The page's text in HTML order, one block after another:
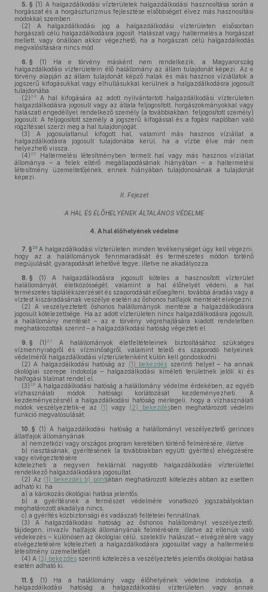
5. § (1) A halgazdálkodási vízterületek halgazdálkodási hasznosítása során a
horgászat és a horgászturizmus fejlesztése elsőbbséget élvez más hasznosítási
módokkal szemben.
(2) A halgazdálkodási jog a halgazdálkodási vízterületen elsősorban
horgászati célú halgazdálkodásra jogosít. Halászat vagy haltermelés a horgászat
mellett, vagy önállóan akkor végezhető, ha a horgászati célú halgazdálkodás
megvalósítására nincs mód.
6. § (1) Ha e törvény másként nem rendelkezik, a Magyarország
halgazdálkodási vízterületein élő halállomány az állam tulajdonát képezi. Az e
törvény alapján az állam tulajdonát képző halak és más hasznos víziállatok a
jogszerű kifogásukkal vagy elhullásukkal kerülnek a halgazdálkodásra jogosult
tulajdonába.
(2) 24
A hal kifogására az adott nyilvántartott halgazdálkodási vízterületen
halgazdálkodásra jogosult vagy az általa feljogosított, horgászokmányokkal vagy
halászati engedéllyel rendelkező személy (a továbbiakban: feljogosított személy)
jogosult. A feljogosított személy a jogszerű kifogással és a fogási naplóban való
rögzítéssel szerzi meg a hal tulajdonjogát.
(3) A jogosulatlanul kifogott hal, valamint más hasznos víziállat a
halgazdálkodásra jogosult tulajdonába kerül, ha a vízbe élve már nem
helyezhető vissza.
(4) 25
Haltermelési létesítményben termelt hal vagy más hasznos víziállat
állománya – a felek eltérő megállapodásának hiányában – a haltermelési
létesítmény üzemeltetőjének, ennek hiányában tulajdonosának a tulajdonát
képezi.
II. Fejezet
A HAL ÉS ÉLŐHELYÉNEK ÁLTALÁNOS VÉDELME
4. A hal élőhelyének védelme
7. §26 A halgazdálkodási vízterületen minden tevékenységet úgy kell végezni,
hogy az a halállományok fennmaradását és természetes módon történő
megújulását, gyarapodását lehetővé tegye, illetve ne akadályozza.
8. § (1) A halgazdálkodásra jogosult köteles a hasznosított vízterület
halállományát, életközösségét, valamint a hal élőhelyét védeni, a hal
természetes táplálékszerzését és szaporodását elősegíteni, továbbá áradás vagy a
víztest kiszáradásának veszélye esetén az őshonos halfajok mentését elvégezni.
(2) A veszélyeztetett őshonos halállományok mentése a halgazdálkodásra
jogosult kötelezettsége. Ha az adott vízterületen nincs halgazdálkodásra jogosult,
a halállomány mentését – az e törvény végrehajtására kiadott rendeletben
meghatározottak szerint – a halgazdálkodási hatóság végezteti el.
9. § (1) 27
A halállományok életfeltételeinek biztosításához szükséges
vízmennyiségről és vízminőségről, valamint telelő és szaporodó helyeinek
védelméről halgazdálkodási vízterületenként külön kell gondoskodni.
(2) A halgazdálkodási hatóság az (1) bekezdés szerinti helyet – ha annak
ökológiai szerepe indokolja – halgazdálkodási kíméleti területnek jelöli ki és
halfogási tilalmat rendel el.
(3) 28 A halgazdálkodási hatóság a halállomány védelme érdekében, az egyéb
vízhasználati módok hatósági korlátozását kezdeményezheti. A
kezdeményezésnél a halgazdálkodási hatóság mérlegeli, hogy a vízhasználati
módok veszélyeztetik-e az
(1) vagy (2) bekezdésben meghatározott védelmi
funkció megvalósulását.
10. § (1) A halgazdálkodási hatóság a halállományt veszélyeztető gerinces
állatfajok állományának
a) nemzetközi vagy országos program keretében történő felmérésére, illetve
b) riasztásának, gyérítésének (a továbbiakban együtt: gyérítés) elvégzésére
vagy elvégeztetésére
kötelezheti a negyven hektárnál nagyobb halgazdálkodási vízterülettel
rendelkező halgazdálkodásra jogosultat.
(2) Az (1) bekezdés b) pontjában meghatározott kötelezés abban az esetben
adható ki, ha
a) a károkozás ökológiai hatása jelentős,
b) a gyérítésnek a természet védelmére vonatkozó jogszabályokban
meghatározott akadálya nincs,
c) a gyérítés közbiztonsági és vadászati feltételei fennállnak.
(3) A halgazdálkodási hatóság az őshonos halállományt veszélyeztető,
tájidegen, invazív halfajok állományának felmérésére, illetve az ellenük való
védekezés – különösen az ökológiai célú, szelektív halászat – elvégzésére vagy
elvégeztetésére kötelezheti a halgazdálkodásra jogosultat vagy a haltermelési
létesítmény üzemeltetőjét.
(4) A (3) bekezdés szerinti kötelezés a veszélyeztetés jelentős ökológiai hatása
esetén adható ki.
11. § (1) Ha a halállomány vagy élőhelyének védelme indokolja, a
halgazdálkodási hatóság a halgazdálkodási vízterületen vagy annak